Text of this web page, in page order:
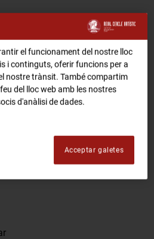
TEATRE
360º
i amics.
3a planta.
el funcionament del nostre lloc
i continguts, oferir funcions per a
nostre trànsit. També compartim
del lloc web amb les nostres
d'anàlisi de dades.
Acceptar galetes